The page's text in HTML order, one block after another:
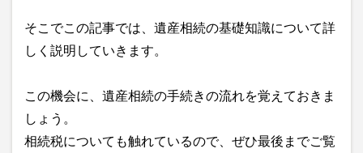
そこでこの記事では、遺産相続の基礎知識について詳
しく説明していきます。
この機会に、遺産相続の手続きの流れを覚えておきま
しょう。
相続税についても触れているので、ぜひ最後までご覧